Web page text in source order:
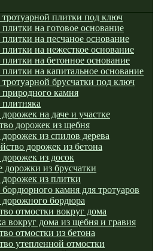
тротуарной плитки под ключ
на готовое основание
плитки на песчаное основание
плитки на нежесткое основание
плитки на бетонное основание
плитки на капитальное основание
тротуарной брусчатки под ключ
природного камня
на даче и участке
дорожек из щебня
из спилов дерева
дорожек из бетона
дорожек из досок
дорожки из брусчатки
дорожек из плитки
бордюрного камня для тротуаров
дорожного бордюра
отмостки вокруг дома
вокруг дома из щебня и гравия
отмостки из бетона
утепленной отмостки